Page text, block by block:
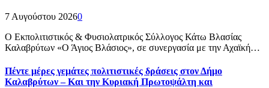
7 Αυγούστου 20260
Ο Εκπολιτιστικός & Φυσιολατρικός Σύλλογος Κάτω Βλασίας
Καλαβρύτων «Ο Άγιος Βλάσιος», σε συνεργασία με την Αχαϊκή…
Πέντε μέρες γεμάτες πολιτιστικές δράσεις στον Δήμο
Καλαβρύτων – Και την Κυριακή Πρωτοψάλτη και